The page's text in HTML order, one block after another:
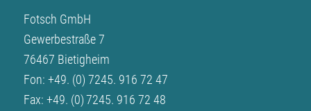
Fotsch GmbH
Gewerbestraße 7
76467 Bietigheim
Fon: +49. (0) 7245. 916 72 47
Fax: +49. (0) 7245. 916 72 48